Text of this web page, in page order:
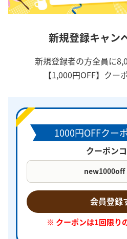
新規登録キャン
新規登録者の方全員に
【1,000円OFF】クー
1000円OFFクー
クーポン
new1000off
会員登録
※ クーポンは1回限り